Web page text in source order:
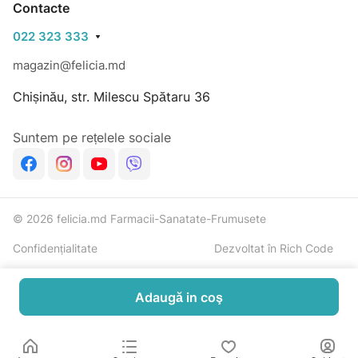
Contacte
022 323 333
magazin@felicia.md
Chișinău, str. Milescu Spătaru 36
Suntem pe rețelele sociale
© 2026 felicia.md Farmacii-Sanatate-Frumusete
Confidențialitate Dezvoltat în Rich Code
Adaugă in coş